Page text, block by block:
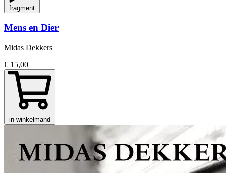
fragment
Mens en Dier
Midas Dekkers
€ 15,00
in winkelmand